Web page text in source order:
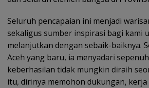
Seluruh pencapaian ini menjadi
sekaligus sumber inspirasi bagi kami
melanjutkan dengan sebaik-baiknya.
Aceh yang baru, ia menyadari
keberhasilan tidak mungkin diraih
itu, dirinya memohon dukungan, kerja